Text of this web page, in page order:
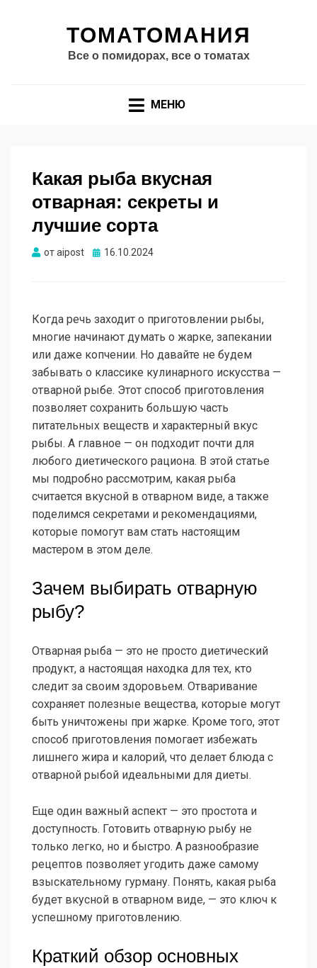
ТОМАТОМАНИЯ
Все о помидорах, все о томатах
МЕНЮ
Какая рыба вкусная
отварная: секреты и
лучшие сорта
отaipost Опубликовано
16.10.2024
Когда речь заходит о приготовлении рыбы,
многие начинают думать о жарке, запекании
или даже копчении. Но давайте не будем
забывать о классике кулинарного искусства —
отварной рыбе. Этот способ приготовления
позволяет сохранить большую часть
питательных веществ и характерный вкус
рыбы. А главное — он подходит почти для
любого диетического рациона. В этой статье
мы подробно рассмотрим, какая рыба
считается вкусной в отварном виде, а также
поделимся секретами и рекомендациями,
которые помогут вам стать настоящим
мастером в этом деле.
Зачем выбирать отварную
рыбу?
Отварная рыба — это не просто диетический
продукт, а настоящая находка для тех, кто
следит за своим здоровьем. Отваривание
сохраняет полезные вещества, которые могут
быть уничтожены при жарке. Кроме того, этот
способ приготовления помогает избежать
лишнего жира и калорий, что делает блюда с
отварной рыбой идеальными для диеты.
Еще один важный аспект — это простота и
доступность. Готовить отварную рыбу не
только легко, но и быстро. А разнообразие
рецептов позволяет угодить даже самому
взыскательному гурману. Понять, какая рыба
будет вкусной в отварном виде, — это ключ к
успешному приготовлению.
Краткий обзор основных